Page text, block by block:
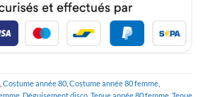
Costume année 80 Costume année 80 femme